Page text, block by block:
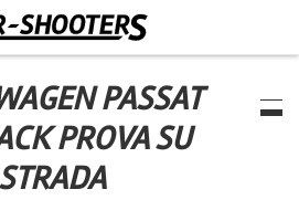
PASSAT
PROVA SU
STRADA